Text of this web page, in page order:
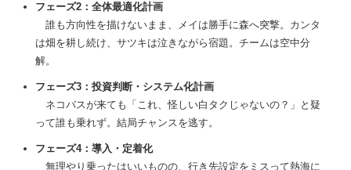
フェーズ2：全体最適化計画
誰も方向性を描けないまま、メイは勝手に森へ突撃。カンタ
は畑を耕し続け、サツキは泣きながら宿題。チームは空中分
解。
フェーズ3：投資判断・システム化計画
ネコバスが来ても「これ、怪しい白タクじゃないの？」と疑
って誰も乗れず。結局チャンスを逃す。
フェーズ4：導入・定着化
無理やり乗ったはいいものの、行き先設定をミスって熱海に